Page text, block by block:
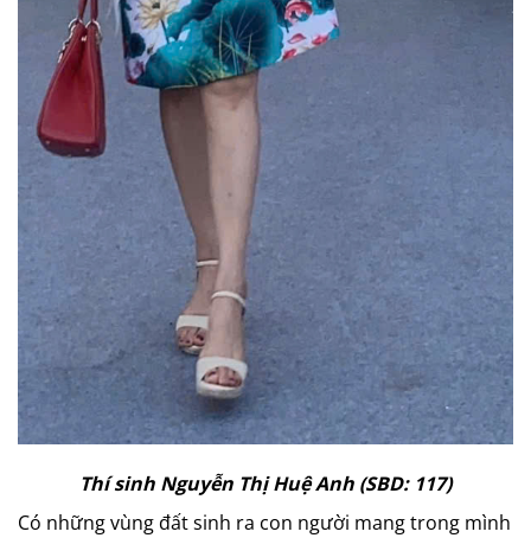
Thí sinh Nguyễn Thị Huệ Anh (SBD: 117)
Có những vùng đất sinh ra con người mang trong mình